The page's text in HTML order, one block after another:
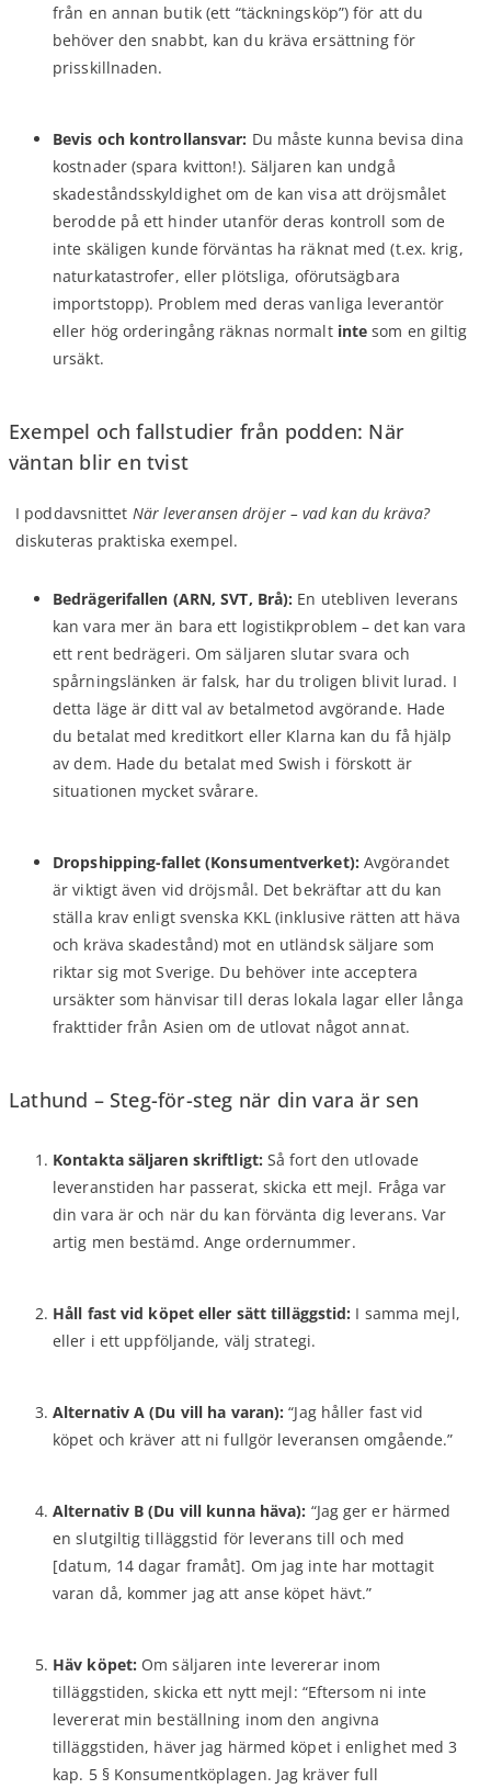
från en annan butik (ett “täckningsköp”) för att du
behöver den snabbt, kan du kräva ersättning för
prisskillnaden.
Bevis och kontrollansvar: Du måste kunna bevisa dina
kostnader (spara kvitton!). Säljaren kan undgå
skadeståndsskyldighet om de kan visa att dröjsmålet
berodde på ett hinder utanför deras kontroll som de
inte skäligen kunde förväntas ha räknat med (t.ex. krig,
naturkatastrofer, eller plötsliga, oförutsägbara
importstopp). Problem med deras vanliga leverantör
eller hög orderingång räknas normalt inte som en giltig
ursäkt.
Exempel och fallstudier från podden: När
väntan blir en tvist
I poddavsnittet När leveransen dröjer – vad kan du kräva?
diskuteras praktiska exempel.
Bedrägerifallen (ARN, SVT, Brå): En utebliven leverans
kan vara mer än bara ett logistikproblem – det kan vara
ett rent bedrägeri. Om säljaren slutar svara och
spårningslänken är falsk, har du troligen blivit lurad. I
detta läge är ditt val av betalmetod avgörande. Hade
du betalat med kreditkort eller Klarna kan du få hjälp
av dem. Hade du betalat med Swish i förskott är
situationen mycket svårare.
Dropshipping-fallet (Konsumentverket): Avgörandet
är viktigt även vid dröjsmål. Det bekräftar att du kan
ställa krav enligt svenska KKL (inklusive rätten att häva
och kräva skadestånd) mot en utländsk säljare som
riktar sig mot Sverige. Du behöver inte acceptera
ursäkter som hänvisar till deras lokala lagar eller långa
frakttider från Asien om de utlovat något annat.
Lathund – Steg-för-steg när din vara är sen
Kontakta säljaren skriftligt: Så fort den utlovade
leveranstiden har passerat, skicka ett mejl. Fråga var
din vara är och när du kan förvänta dig leverans. Var
artig men bestämd. Ange ordernummer.
Håll fast vid köpet eller sätt tilläggstid: I samma mejl,
eller i ett uppföljande, välj strategi.
Alternativ A (Du vill ha varan): “Jag håller fast vid
köpet och kräver att ni fullgör leveransen omgående.”
Alternativ B (Du vill kunna häva): “Jag ger er härmed
en slutgiltig tilläggstid för leverans till och med
[datum, 14 dagar framåt]. Om jag inte har mottagit
varan då, kommer jag att anse köpet hävt.”
Häv köpet: Om säljaren inte levererar inom
tilläggstiden, skicka ett nytt mejl: “Eftersom ni inte
levererat min beställning inom den angivna
tilläggstiden, häver jag härmed köpet i enlighet med 3
kap. 5 § Konsumentköplagen. Jag kräver full